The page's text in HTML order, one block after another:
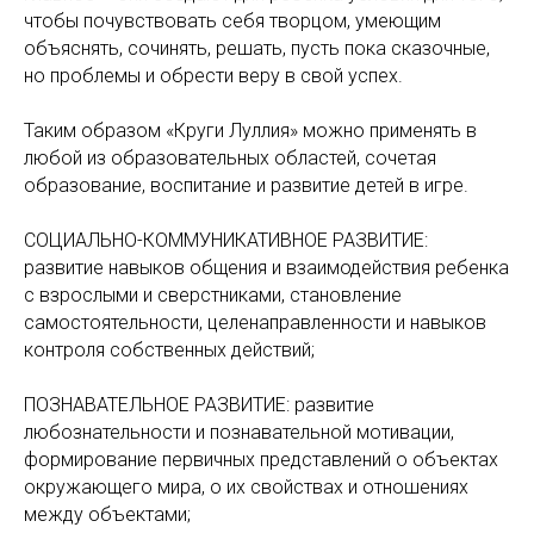
чтобы почувствовать себя творцом, умеющим
объяснять, сочинять, решать, пусть пока сказочные,
но проблемы и обрести веру в свой успех.
Таким образом «Круги Луллия» можно применять в
любой из образовательных областей, сочетая
образование, воспитание и развитие детей в игре.
СОЦИАЛЬНО-КОММУНИКАТИВНОЕ РАЗВИТИЕ:
развитие навыков общения и взаимодействия ребенка
с взрослыми и сверстниками, становление
самостоятельности, целенаправленности и навыков
контроля собственных действий;
ПОЗНАВАТЕЛЬНОЕ РАЗВИТИЕ: развитие
любознательности и познавательной мотивации,
формирование первичных представлений о объектах
окружающего мира, о их свойствах и отношениях
между объектами;